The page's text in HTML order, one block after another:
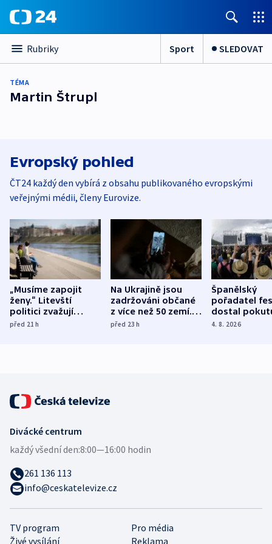
Rubriky Sport SLEDOVAT
TÉMA
Martin Štrupl
Evropský pohled
ČT24 každý den vybírá z obsahu publikovaného evropskými
veřejnými médii, členy Eurovize.
„Musíme zapojit
ženy.“ Litevští
politici zvažují
dohodu o
před 21h
Na Ukrajině jsou
zadržováni občané
z více než 50 zemí.
Bojovali na straně
před 23h
Španělský
pořadatel
dostal
nekalé
4. 8. 2026
TV program
Pro média
Živé vysílání
Reklama
Divácké centrum
každý všední den:8:00—16:00 hodin
261 136 113
info@ceskatelevize.cz